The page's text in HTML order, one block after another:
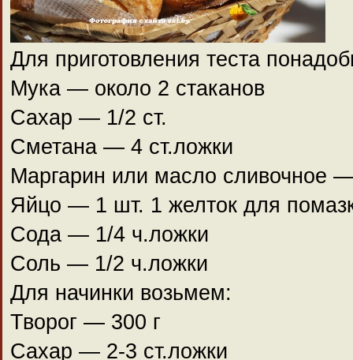
Для приготовления теста
Мука — около 2 стаканов
Сахар — 1/2 ст.
Сметана — 4 ст.ложки
Маргарин или масло сливочное
Яйцо — 1 шт. 1 желток для
Сода — 1/4 ч.ложки
Соль — 1/2 ч.ложки
Для начинки возьмем:
Творог — 300 г
Сахар — 2-3 ст.ложки